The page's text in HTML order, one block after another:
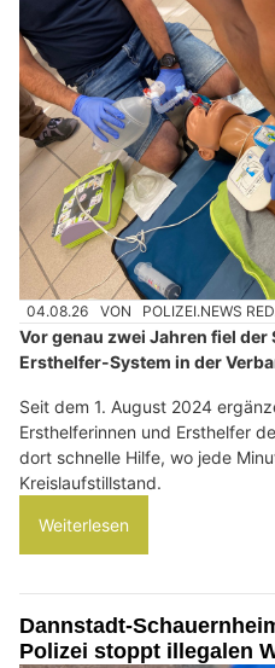
04.08.26 VON POLIZEI.NEWS
Vor genau zwei Jahren fiel
Ersthelfer-System in der
Seit dem 1. August 2024
Ersthelferinnen und Ersthelfer
dort schnelle Hilfe, wo jede
Kreislaufstillstand.
Weiterlesen
Dannstadt-
Polizei stoppt illegalen